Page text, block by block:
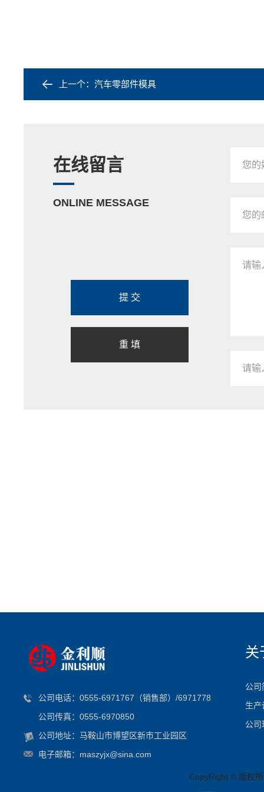
上一个： 汽车零部件模具
在线留言
ONLINE MESSAGE
公司电话：0555-6971767（销售部）/6971778
公司传真：0555-6970850
公司地址：马鞍山市博望区新市工业园区
电子邮箱：maszyjx@sina.com
关
公司
生产
公司
CopyRight © 版权